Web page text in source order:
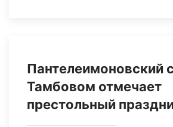
Пантелеимоновский
Тамбовом отмечает
престольный